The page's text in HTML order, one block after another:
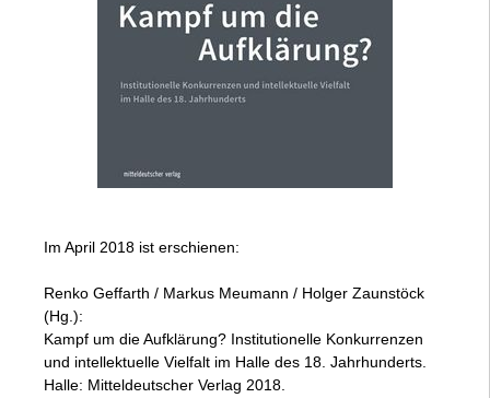
Im April 2018 ist erschienen:
Renko Geffarth / Markus Meumann / Holger Zaunstöck
(Hg.):
Kampf um die Aufklärung? Institutionelle Konkurrenzen
und intellektuelle Vielfalt im Halle des 18. Jahrhunderts.
Halle: Mitteldeutscher Verlag 2018.